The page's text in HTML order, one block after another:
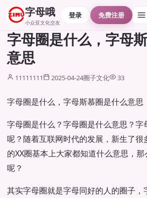
字母哦
小众亚文化交友
登录 免费注册
字母圈是什么，字母
意思
11111111 2025-04-24圈子文化 33
字母圈是什么，字母斯慕圈是什么意思
字母圈是什么？字母圈是什么意思？字
呢？随着互联网时代的发展，新生了很
的XX圈基本上大家都知道什么意思，
呢？
其实字母圈就是字母同好的人的圈子，